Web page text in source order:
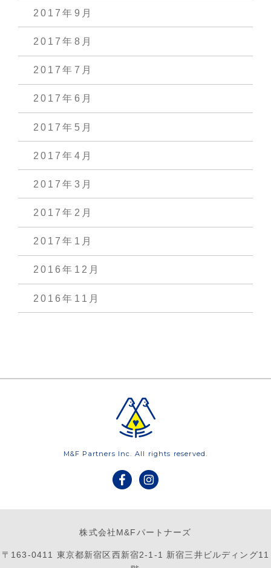
2017年9月
2017年8月
2017年7月
2017年6月
2017年5月
2017年4月
2017年3月
2017年2月
2017年1月
2016年12月
2016年11月
M&F Partners Inc. All rights reserved.
株式会社M&Fパートナーズ
〒163-0411 東京都新宿区西新宿2-1-1 新宿三井ビルディング11